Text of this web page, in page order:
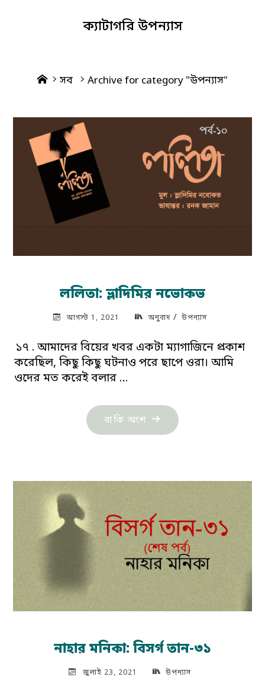
ক্যাটাগরি উপন্যাস
Home
সব Archive for category "উপন্যাস"
ললিতা: ভ্লাদিমির নভোকভ
আগস্ট 1, 2021 অনুবাদ/ উপন্যাস
১৭ . আমাদের বিয়ের খবর একটা ম্যাগাজিনে প্রকাশ
করেছিল, কিছু কিছু ঘটনাও পরে ছাপে ওরা। আমি
ওদের মত করেই বলার …
বাকি অংশ "ললিতা:
ভ্লাদিমির
নাহার মনিকা: বিসর্গ তান-৩১
জুলাই 23, 2021 উপন্যাস